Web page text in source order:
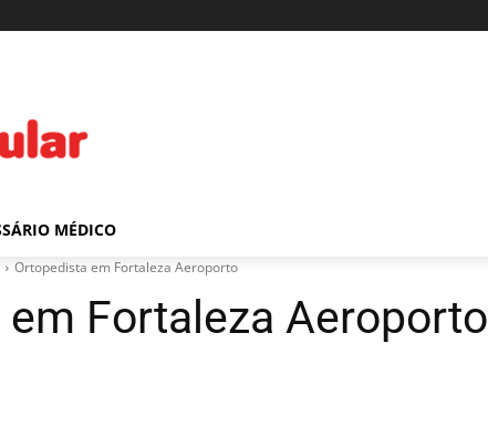
MÉDICO
Ortopedista em Fortaleza Aeroporto
Fortaleza Aeroporto